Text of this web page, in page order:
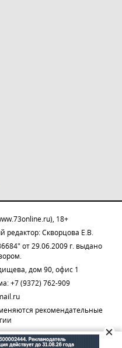
18+
Скворцова Е.В.
от 29.06.2009 г. выдано
дом 90, офис 1
+7 (9372) 762-909
рекомендательные